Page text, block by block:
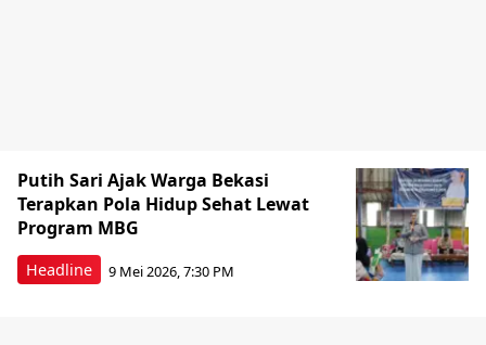
Headline
Putih Sari Ajak Warga Bekasi
Terapkan Pola Hidup Sehat Lewat
Program MBG
9 Mei 2026, 7:30 PM